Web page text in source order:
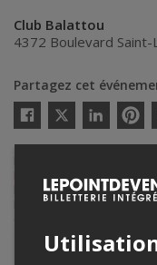
Club Balattou
4372 Boulevard Saint-
Partagez cet
Twitter
Nuits d'Afrique dans le
billets pour ses
Pour plus d’information